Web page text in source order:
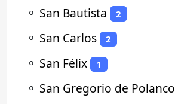
⚬ San Bautista 2
⚬ San Carlos 2
⚬ San Félix 1
⚬ San Gregorio de Polanco